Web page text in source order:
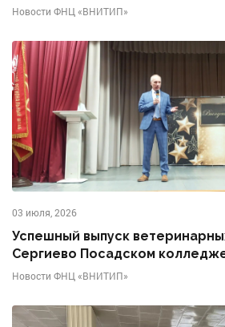
Новости ФНЦ «ВНИТИП»
03 июля, 2026
Успешный выпуск
Сергиево Посадском
Новости ФНЦ «ВНИТИП»